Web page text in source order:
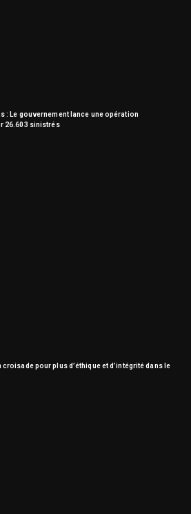
: Le gouvernement lance une opération
26.603 sinistrés
croisade pour plus d’éthique et d’intégrité dans le